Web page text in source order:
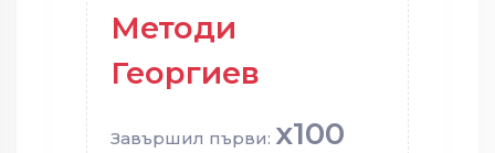
Методи
Георгиев
Завършил първи: x100